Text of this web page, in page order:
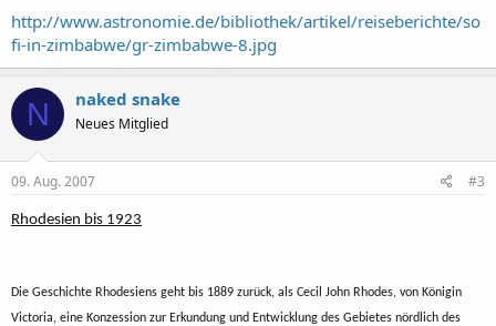
http://www.astronomie.de/bibliothek/artikel/reiseberichte/so
fi-in-zimbabwe/gr-zimbabwe-8.jpg
N naked snake
Neues Mitglied
09. Aug. 2007 #3
Rhodesien bis 1923
Die Geschichte Rhodesiens geht bis 1889 zurück, als Cecil John Rhodes, von Königin
Victoria, eine Konzession zur Erkundung und Entwicklung des Gebietes nördlich des